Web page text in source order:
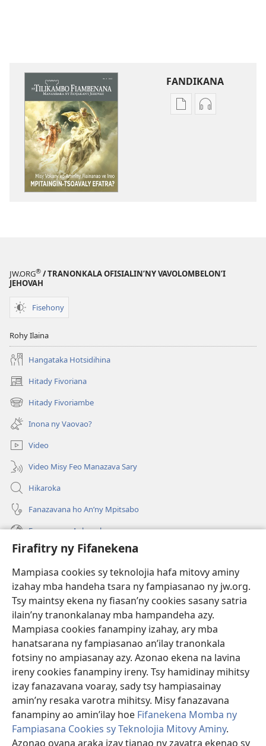
Firafitry ny Fifanekena
Mampiasa cookies sy teknolojia hafa mitovy aminy
izahay mba handeha tsara ny fampiasanao ny jw.org.
Tsy maintsy ekena ny fiasan’ny cookies sasany satria
ilain’ny tranonkalanay mba hampandeha azy.
Mampiasa cookies fanampiny izahay, ary mba
hanatsarana ny fampiasanao an’ilay tranonkala
fotsiny no ampiasanay azy. Azonao ekena na lavina
ireny cookies fanampiny ireny. Tsy hamidinay mihitsy
izay fanazavana voaray, sady tsy hampiasainay
amin’ny resaka varotra mihitsy. Misy fanazavana
fanampiny ao amin’ilay hoe Fifanekena Momba ny
Fampiasana Cookies sy Teknolojia Mitovy Aminy.
Azonao ovana araka izay tianao ny zavatra ekenao sy
FANDIKANA
Fandikana
Ireo
Fandikana
ve
JW.ORG® / TRANONKALA OFISIALIN’NY VAVOLOMBELON’I
JEHOVAH
Fisehony
Rohy Ilaina
Hangataka Hotsidihina
Hitady Fivoriana
(manokatra
rohy) Hitady Fivoriambe
(manokatra
rohy) Inona ny Vaovao?
Video
Video Misy Feo Manazava Sary
Hikaroka
Fanazavana ho An’ny Mpitsabo
Fanazavana Ankapobeny
Fanampiana
Fanomezana
(manokatra
rohy)
FITEHIRIZAM-BOKIN’NY Vavolombelon’i Jehovah
(manokatra
rohy)
JW Hub
(manokatra
rohy)
JW Library
Watchtower Library ®